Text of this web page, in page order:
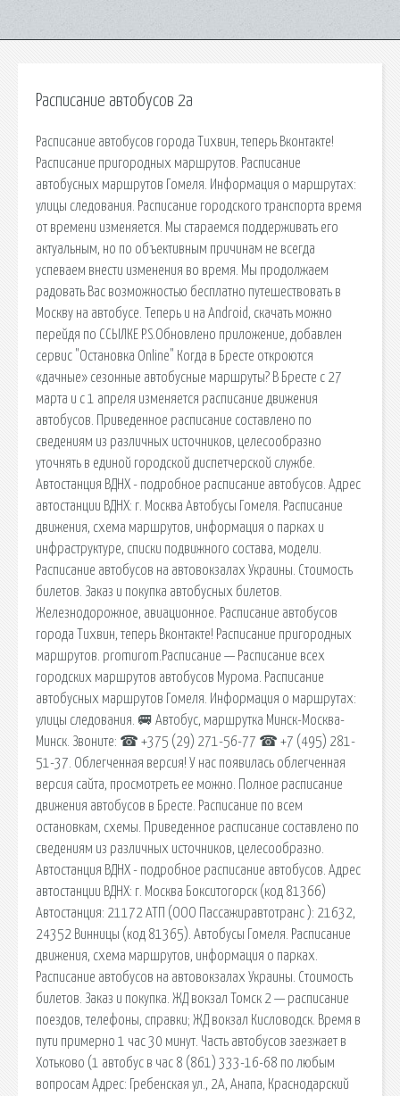
Расписание автобусов 2а
Расписание автобусов города Тихвин, теперь Вконтакте!
Расписание пригородных маршрутов. Расписание
автобусных маршрутов Гомеля. Информация о маршрутах:
улицы следования. Расписание городского транспорта время
от времени изменяется. Мы стараемся поддерживать его
актуальным, но по объективным причинам не всегда
успеваем внести изменения во время. Мы продолжаем
радовать Вас возможностью бесплатно путешествовать в
Москву на автобусе. Теперь и на Android, скачать можно
перейдя по ССЫЛКЕ P.S.Обновлено приложение, добавлен
сервис "Остановка Online" Когда в Бресте откроются
«дачные» сезонные автобусные маршруты? В Бресте с 27
марта и с 1 апреля изменяется расписание движения
автобусов. Приведенное расписание составлено по
сведениям из различных источников, целесообразно
уточнять в единой городской диспетчерской службе.
Автостанция ВДНХ - подробное расписание автобусов. Адрес
автостанции ВДНХ: г. Москва Автобусы Гомеля. Расписание
движения, схема маршрутов, информация о парках и
инфраструктуре, списки подвижного состава, модели.
Расписание автобусов на автовокзалах Украины. Стоимость
билетов. Заказ и покупка автобусных билетов.
Железнодорожное, авиационное. Расписание автобусов
города Тихвин, теперь Вконтакте! Расписание пригородных
маршрутов. promurom.Расписание — Расписание всех
городских маршрутов автобусов Мурома. Расписание
автобусных маршрутов Гомеля. Информация о маршрутах:
улицы следования. 🚐 Автобус, маршрутка Минск-Москва-
Минск. Звоните: ☎ ‎+375 (29) 271-56-77 ☎ ‎+7 (495) 281-
51-37. Облегченная версия! У нас появилась облегченная
версия сайта, просмотреть ее можно. Полное расписание
движения автобусов в Бресте. Расписание по всем
остановкам, схемы. Приведенное расписание составлено по
сведениям из различных источников, целесообразно.
Автостанция ВДНХ - подробное расписание автобусов. Адрес
автостанции ВДНХ: г. Москва Бокситогорск (код 81366)
Автостанция: 21172 АТП (ООО Пассажиравтотранс ): 21632,
24352 Винницы (код 81365). Автобусы Гомеля. Расписание
движения, схема маршрутов, информация о парках.
Расписание автобусов на автовокзалах Украины. Стоимость
билетов. Заказ и покупка. ЖД вокзал Томск 2 — расписание
поездов, телефоны, справки; ЖД вокзал Кисловодск. Время в
пути примерно 1 час 30 минут. Часть автобусов заезжает в
Хотьково (1 автобус в час 8 (861) 333-16-68 по любым
вопросам Адрес: Гребенская ул., 2А, Анапа, Краснодарский